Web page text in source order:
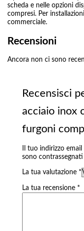
LUNG. TOT.
4035 LUNG. TOT.
scheda e nelle opzioni
compresi. Per
commerciale.
Recensioni
Ancora non ci sono
Recensisci
acciaio inox
furgoni
Il tuo indirizzo
sono contrassegnati
La tua valutazione *
La tua recensione *